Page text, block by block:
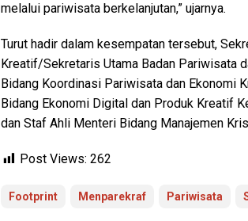
melalui pariwisata berkelanjutan,” ujarnya.
Turut hadir dalam kesempatan tersebut,
Kreatif/Sekretaris Utama Badan Pariwisata
Bidang Koordinasi Pariwisata dan Ekonomi
Bidang Ekonomi Digital dan Produk Kreatif
dan Staf Ahli Menteri Bidang Manajemen
Post Views: 262
Footprint Menparekraf Pariwisata